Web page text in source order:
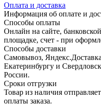
Оплата и доставка
Информация об оплате и
Способы оплаты
Онлайн на сайте,
площадке, счет - при
Способы доставки
Самовывоз,
Екатеринбургу и
России.
Сроки отгрузки
Товар из наличия
оплаты заказа.